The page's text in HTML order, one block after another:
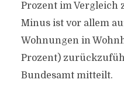
Prozent im Vergleich
Minus ist vor allem
Wohnungen in
Prozent)
Bundesamt mitteilt.